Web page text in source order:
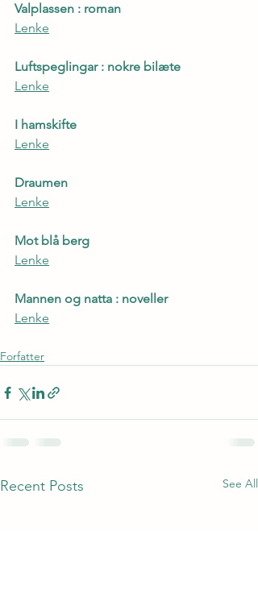
Valplassen : roman
Lenke
Luftspeglingar : nokre bilæte
Lenke
I hamskifte
Lenke
Draumen
Lenke
Mot blå berg
Lenke
Mannen og natta : noveller
Lenke
Forfatter
Recent Posts See All